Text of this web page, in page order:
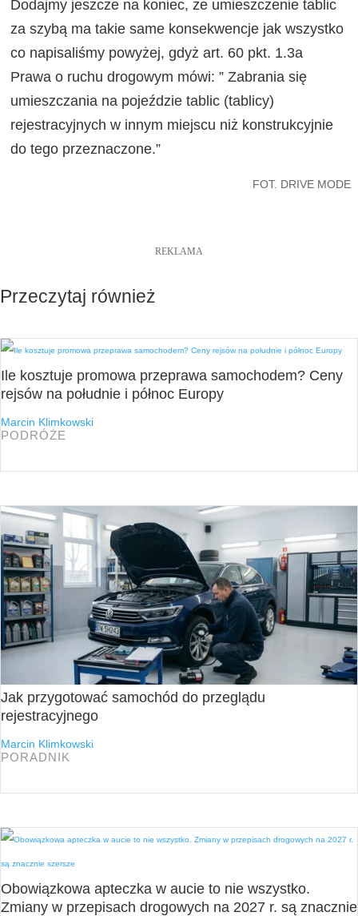
Dodajmy jeszcze na koniec, że umieszczenie tablic
za szybą ma takie same konsekwencje jak wszystko
co napisaliśmy powyżej, gdyż art. 60 pkt. 1.3a
Prawa o ruchu drogowym mówi: ” Zabrania się
umieszczania na pojeździe tablic (tablicy)
rejestracyjnych w innym miejscu niż konstrukcyjnie
do tego przeznaczone.”
FOT. DRIVE MODE
REKLAMA
Przeczytaj również
Ile kosztuje promowa przeprawa samochodem? Ceny
rejsów na południe i północ Europy
Marcin Klimkowski
PODRÓŻE
Jak przygotować samochód do przeglądu
rejestracyjnego
Marcin Klimkowski
PORADNIK
Obowiązkowa apteczka w aucie to nie wszystko.
Zmiany w przepisach drogowych na 2027 r. są znacznie